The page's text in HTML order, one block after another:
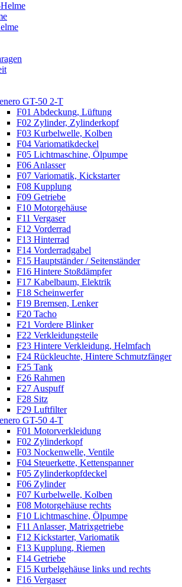
GT-50 2-T
F01 Abdeckung, Lüftung
F02 Zylinder, Zylinderkopf
F03 Kurbelwelle, Kolben
F04 Variomatikdeckel
F05 Lichtmaschine, Ölpumpe
F06 Anlasser
F07 Variomatik, Kickstarter
F08 Kupplung
F09 Getriebe
F10 Motorgehäuse
F11 Vergaser
F12 Vorderrad
F13 Hinterrad
F14 Vorderradgabel
F15 Hauptständer / Seitenständer
F16 Hintere Stoßdämpfer
F17 Kabelbaum, Elektrik
F18 Scheinwerfer
F19 Bremsen, Lenker
F20 Tacho
F21 Vordere Blinker
F22 Verkleidungsteile
F23 Hintere Verkleidung, Helmfach
F24 Rückleuchte, Hintere Schmutzfänger
F25 Tank
F26 Rahmen
F27 Auspuff
F28 Sitz
F29 Luftfilter
GT-50 4-T
F01 Motorverkleidung
F02 Zylinderkopf
F03 Nockenwelle, Ventile
F04 Steuerkette, Kettenspanner
F05 Zylinderkopfdeckel
F06 Zylinder
F07 Kurbelwelle, Kolben
F08 Motorgehäuse rechts
F10 Lichtmaschine, Ölpumpe
F11 Anlasser, Matrixgetriebe
F12 Kickstarter, Variomatik
F13 Kupplung, Riemen
F14 Getriebe
F15 Kurbelgehäuse links und rechts
F16 Vergaser